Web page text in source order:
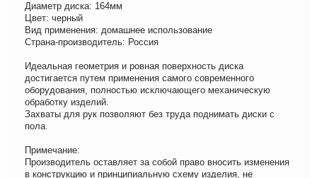
Диаметр диска: 164мм
Цвет: черный
Вид применения: домашнее использование
Страна-производитель: Россия
Идеальная геометрия и ровная поверхность диска
достигается путем применения самого современного
оборудования, полностью исключающего механическую
обработку изделий.
Захваты для рук позволяют без труда поднимать диски с
пола.
Примечание:
Производитель оставляет за собой право вносить изменения
в конструкцию и принципиальную схему изделия, не